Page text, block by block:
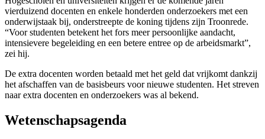
vierduizend docenten en enkele honderden onderzoekers met een
onderwijstaak bij, onderstreepte de koning tijdens zijn Troonrede.
“Voor studenten betekent het fors meer persoonlijke aandacht,
intensievere begeleiding en een betere entree op de arbeidsmarkt”,
zei hij.
De extra docenten worden betaald met het geld dat vrijkomt dankzij
het afschaffen van de basisbeurs voor nieuwe studenten. Het streven
naar extra docenten en onderzoekers was al bekend.
Wetenschapsagenda